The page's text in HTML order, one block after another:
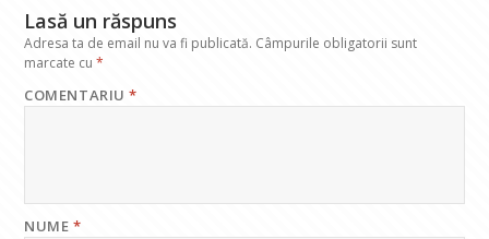
Lasă un răspuns
Adresa ta de email nu va fi publicată. Câmpurile obligatorii sunt
marcate cu*
COMENTARIU*
NUME*